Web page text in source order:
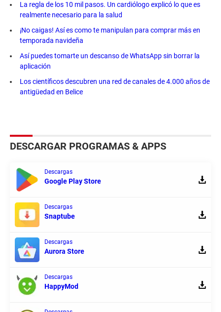
La regla de los 10 mil pasos. Un cardiólogo explicó lo que es
realmente necesario para la salud
¡No caigas! Así es como te manipulan para comprar más en
temporada navideña
Así puedes tomarte un descanso de WhatsApp sin borrar la
aplicación
Los científicos descubren una red de canales de 4.000 años de
antigüedad en Belice
DESCARGAR PROGRAMAS & APPS
Descargas
Google Play Store
Descargas
Snaptube
Descargas
Aurora Store
Descargas
HappyMod